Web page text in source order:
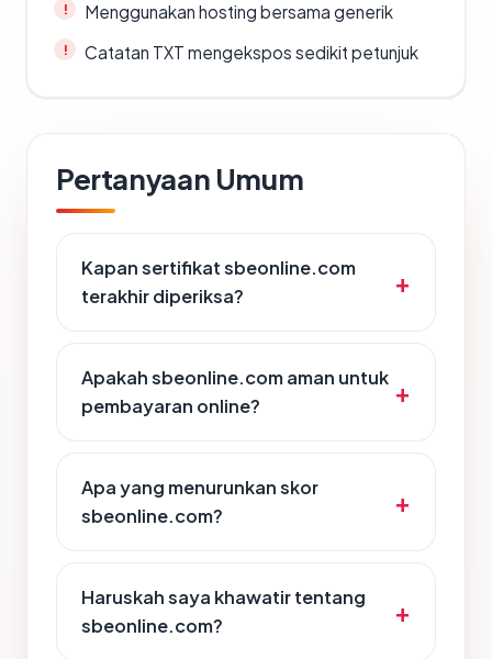
Menggunakan hosting bersama generik
Catatan TXT mengekspos sedikit petunjuk
Pertanyaan Umum
Kapan sertifikat sbeonline.com
terakhir diperiksa?
Apakah sbeonline.com aman untuk
pembayaran online?
Apa yang menurunkan skor
sbeonline.com?
Haruskah saya khawatir tentang
sbeonline.com?